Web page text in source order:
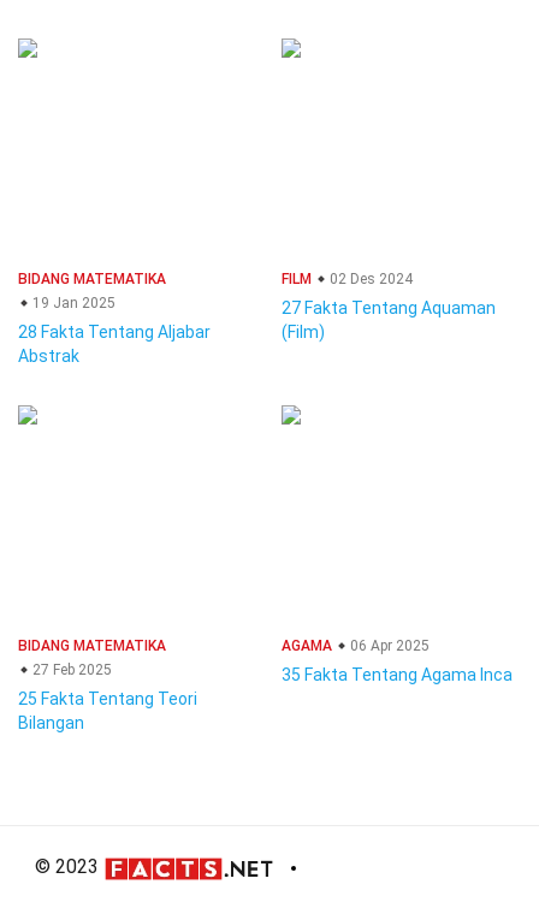
BIDANG MATEMATIKA
19 Jan 2025
28 Fakta Tentang Aljabar
Abstrak
FILM 02 Des 2024
27 Fakta Tentang Aquaman
(Film)
BIDANG MATEMATIKA
27 Feb 2025
25 Fakta Tentang Teori
Bilangan
AGAMA 06 Apr 2025
35 Fakta Tentang Agama Inca
© 2023